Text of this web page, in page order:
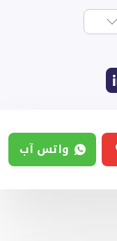
واتس آب